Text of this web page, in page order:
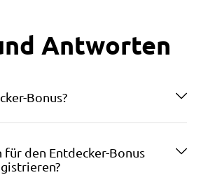
Antworten
Bonus?
für den Entdecker-Bonus